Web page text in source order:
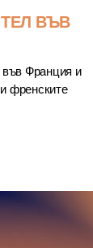
ВЪВ
Франция и
френските